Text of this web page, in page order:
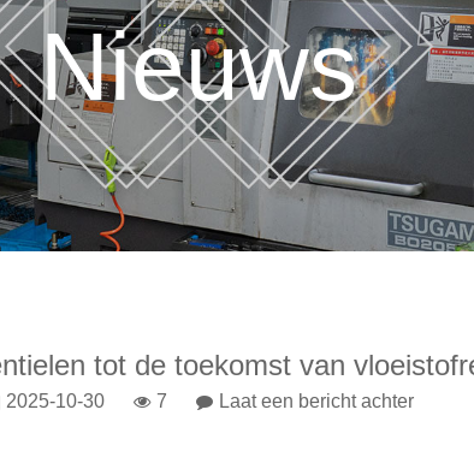
Nieuws
tot de toekomst van
2025-10-30 7 Laat een bericht achter